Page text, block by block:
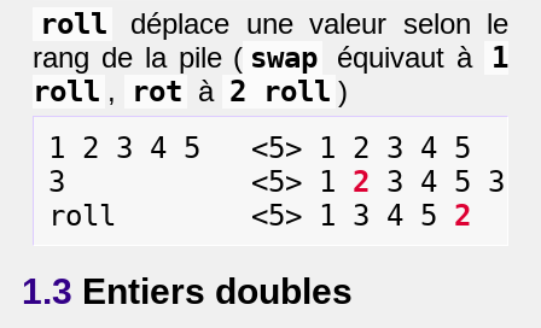
roll
déplace une valeur selon le
rang de la pile ( swap équivaut à
1
roll , rot à 2 roll )
1 2 3 4 5   <5> 1 2 3 4 5
3           <5> 1 2 3 4 5 3
roll        <5> 1 3 4 5 2
1.3 Entiers doubles